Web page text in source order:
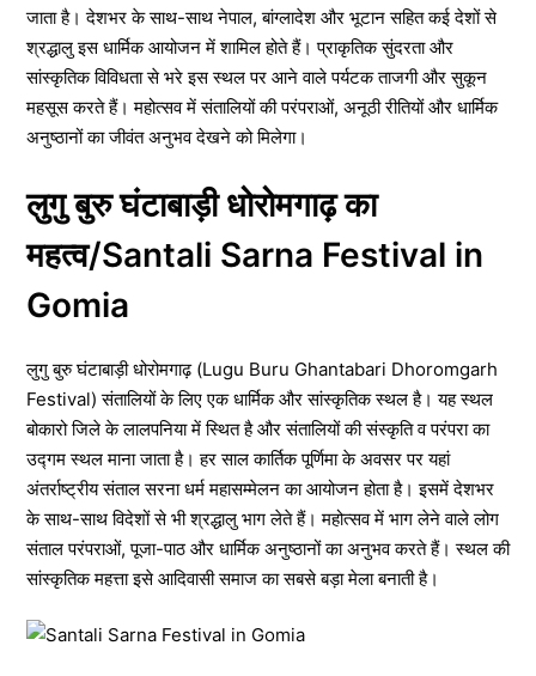
जाता है। देशभर के साथ-साथ नेपाल, बांग्लादेश और भूटान सहित कई देशों से
श्रद्धालु इस धार्मिक आयोजन में शामिल होते हैं। प्राकृतिक सुंदरता और
सांस्कृतिक विविधता से भरे इस स्थल पर आने वाले पर्यटक ताजगी और सुकून
महसूस करते हैं। महोत्सव में संतालियों की परंपराओं, अनूठी रीतियों और धार्मिक
अनुष्ठानों का जीवंत अनुभव देखने को मिलेगा।
लुगु बुरु घंटाबाड़ी धोरोमगाढ़ का
महत्व/Santali Sarna Festival in
Gomia
लुगु बुरु घंटाबाड़ी धोरोमगाढ़ (Lugu Buru Ghantabari Dhoromgarh
Festival) संतालियों के लिए एक धार्मिक और सांस्कृतिक स्थल है। यह स्थल
बोकारो जिले के लालपनिया में स्थित है और संतालियों की संस्कृति व परंपरा का
उद्गम स्थल माना जाता है। हर साल कार्तिक पूर्णिमा के अवसर पर यहां
अंतर्राष्ट्रीय संताल सरना धर्म महासम्मेलन का आयोजन होता है। इसमें देशभर
के साथ-साथ विदेशों से भी श्रद्धालु भाग लेते हैं। महोत्सव में भाग लेने वाले लोग
संताल परंपराओं, पूजा-पाठ और धार्मिक अनुष्ठानों का अनुभव करते हैं। स्थल की
सांस्कृतिक महत्ता इसे आदिवासी समाज का सबसे बड़ा मेला बनाती है।